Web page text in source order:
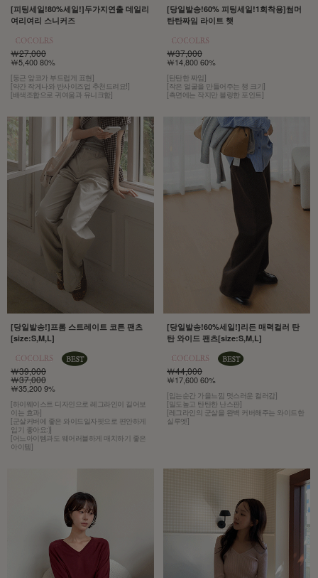
[피팅세일!80%세일!]두가지연출 데일리
여리여리 스니커즈
￦27,000
￦5,400 80%
[둥근 앞코가 부드럽게 표현]
[약간 작게나와 반사이즈업 추천드려요!]
[배색조합으로 귀여움과 유니크함]
[당일발송!60% 피팅세일!1회착용]썸머
탄탄짜임 라이트 햇
￦37,000
￦14,800 60%
[탄탄한 짜임]
[작은 얼굴을 만들어주는 챙 크기]
[측면에는 작지만 블링한 포인트]
[당일발송!]프롬 스트레이트 코튼 팬츠
[size:S,M,L]
￦39,000
￦37,000
￦35,200 9%
[하이웨이스트 디자인으로 레그라인이 길어보
이는 효과]
[군살커버에 좋은 와이드일자핏으로 편안하게
입기 좋아요:)]
[어느아이템과도 웨어러블하게 매치하기 좋은
아이템]
[당일발송!60%세일!]리든 매력컬러 탄
탄 와이드 팬츠[size:S,M,L]
￦44,000
￦17,600 60%
[입는순간 가을느낌 멋스러운 컬러감]
[밀도높고 탄탄한 난스판]
[레그라인의 군살을 완벽 커버해주는 와이드한
실루엣]